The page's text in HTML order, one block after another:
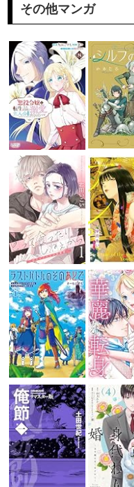
その他マンガ